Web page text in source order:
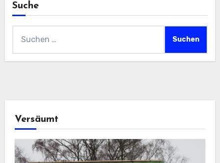
Suche
nach:
Versäumt